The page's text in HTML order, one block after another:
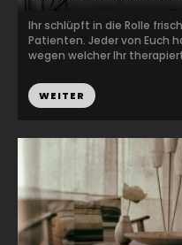
Ihr schlüpft in die Rolle
Patienten. Jeder von Euch
wegen welcher Ihr
WEITER